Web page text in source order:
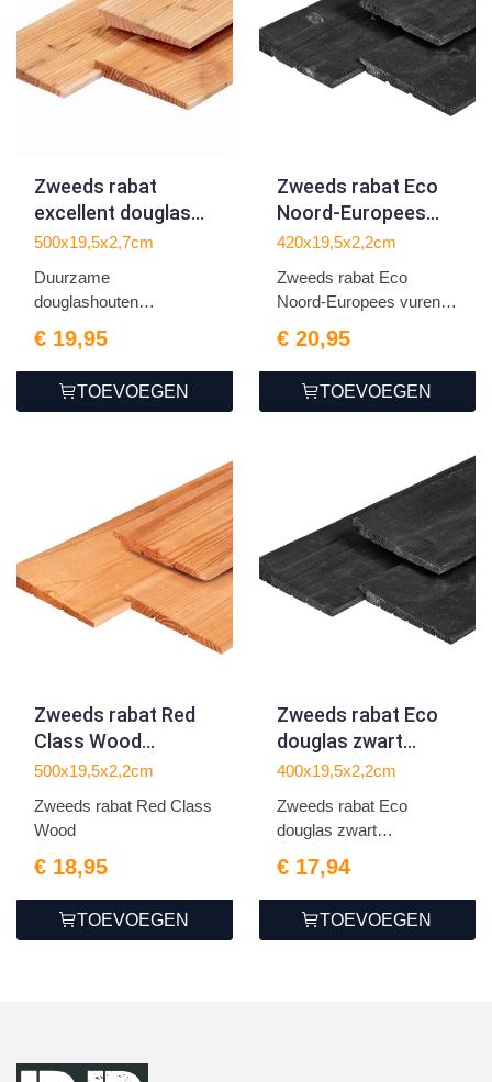
Zweeds rabat
excellent douglas
1.2/2.7x19.5x500cm
500x19,5x2,7cm
Duurzame
douglashouten
€ 19,95
TOEVOEGEN
Zweeds rabat Eco
Noord-Europees
vuren zwart
1.1/2.2x19.5x420cm
420x19,5x2,2cm
Zweeds rabat Eco
Noord-Europees vuren
€ 20,95
TOEVOEGEN
Zweeds rabat Red
Class Wood
1.1/2.2x19.5x500cm
500x19,5x2,2cm
Zweeds rabat Red Class
Wood
€ 18,95
TOEVOEGEN
Zweeds rabat Eco
douglas zwart
geïmpregneerd
400x19,5x2,2cm
Zweeds rabat Eco
douglas zwart
€ 17,94
TOEVOEGEN